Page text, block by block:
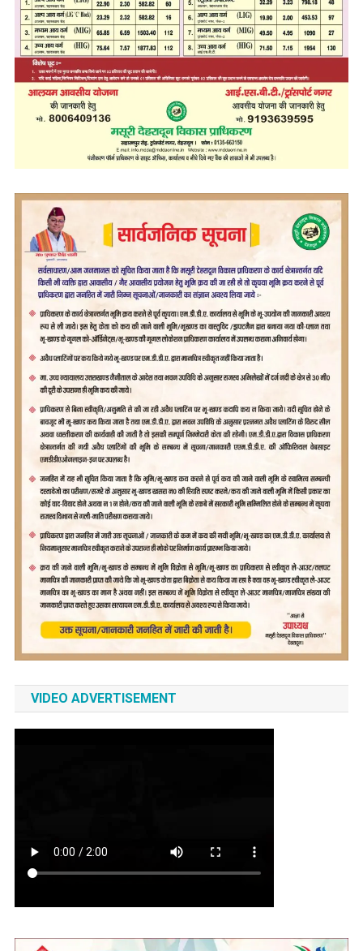
VIDEO ADVERTISEMENT